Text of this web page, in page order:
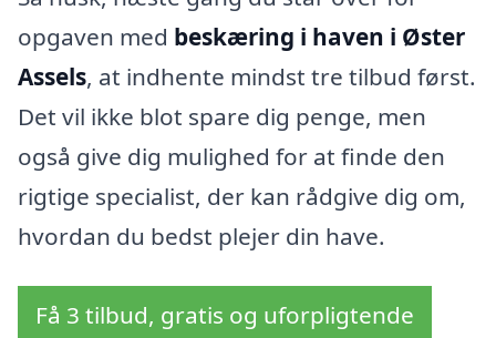
opgaven med beskæring i haven i Øster
Assels, at indhente mindst tre tilbud først.
Det vil ikke blot spare dig penge, men
også give dig mulighed for at finde den
rigtige specialist, der kan rådgive dig om,
hvordan du bedst plejer din have.
Få 3 tilbud, gratis og uforpligtende